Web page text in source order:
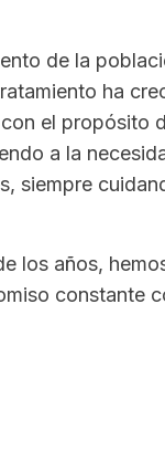
de la
ha
con el propósito
a la
siempre
los años,
constante